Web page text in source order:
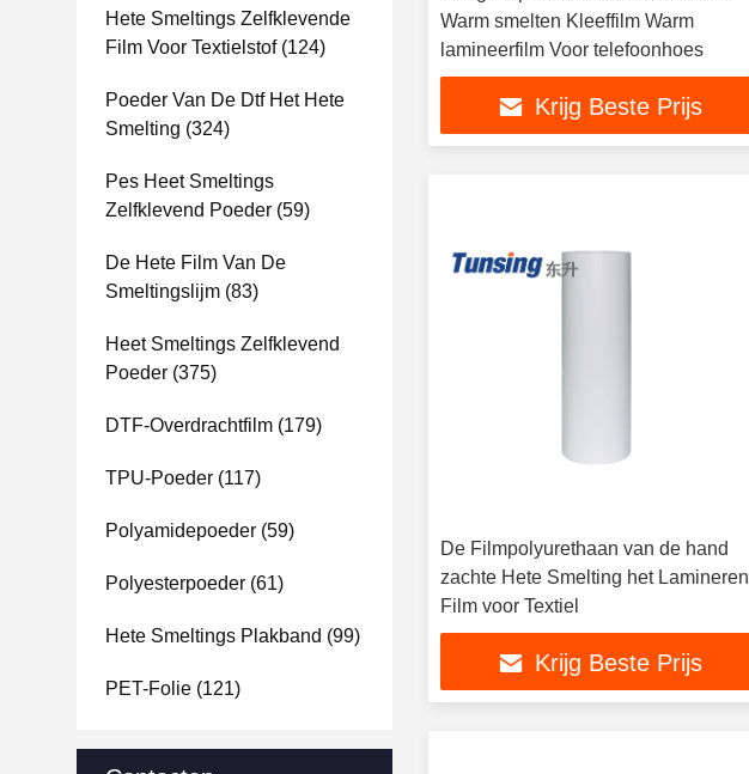
Hete Smeltings Zelfklevende
Film Voor Textielstof(124)
Poeder Van De Dtf Het Hete
Smelting (324)
Pes Heet Smeltings
Zelfklevend Poeder (59)
De Hete Film Van De
Smeltingslijm (83)
Heet Smeltings Zelfklevend
Poeder (375)
DTF-Overdrachtfilm (179)
TPU-Poeder (117)
Polyamidepoeder (59)
Polyesterpoeder (61)
Hete Smeltings Plakband (99)
PET-Folie (121)
Warm smelten Kleeffilm Warm
lamineerfilm Voor telefoonhoes
Krijg Beste Prijs
De Filmpolyurethaan van de hand
zachte Hete Smelting het Lamineren
Film voor Textiel
Krijg Beste Prijs